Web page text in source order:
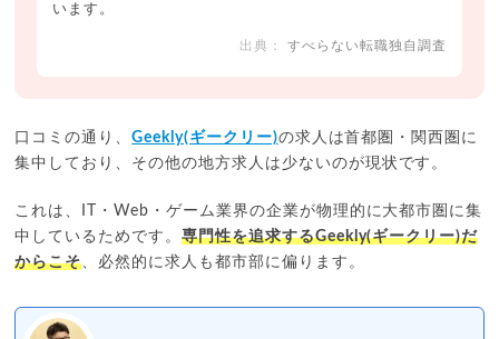
います。
すべらない転職独自調査
口コミの通り、Geekly(ギークリー)の求人は首都圏・関西圏に
集中しており、その他の地方求人は少ないのが現状です。
これは、IT・Web・ゲーム業界の企業が物理的に大都市圏に集
中しているためです。専門性を追求するGeekly(ギークリー)だ
からこそ 、必然的に求人も都市部に偏ります。